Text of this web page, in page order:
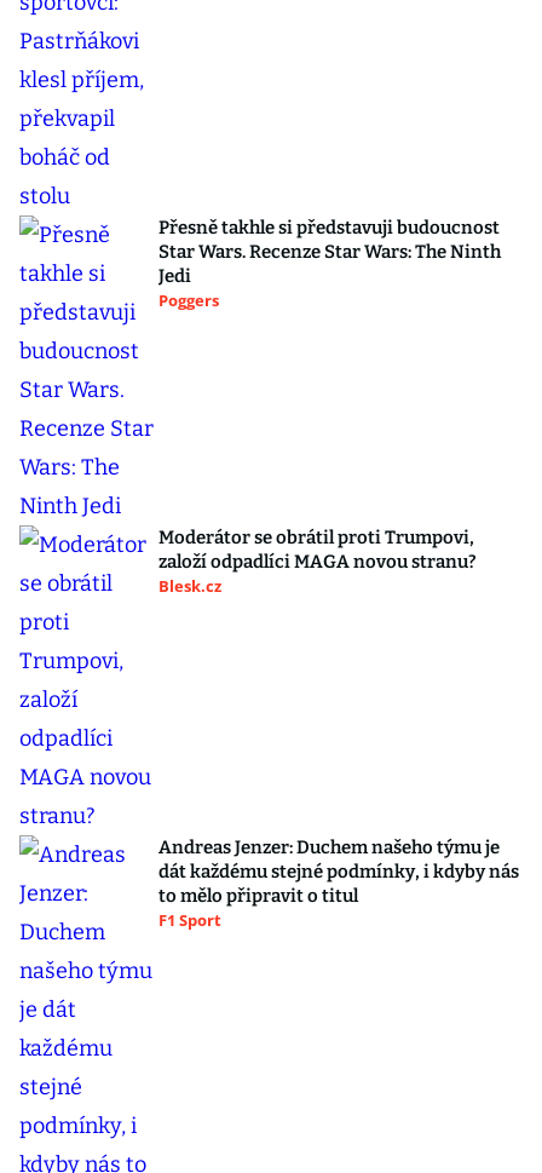
Přesně takhle si představuji budoucnost
Star Wars. Recenze Star Wars: The Ninth
Jedi
Poggers
Moderátor se obrátil proti Trumpovi,
založí odpadlíci MAGA novou stranu?
Blesk.cz
Andreas Jenzer: Duchem našeho týmu je
dát každému stejné podmínky, i kdyby nás
to mělo připravit o titul
F1 Sport